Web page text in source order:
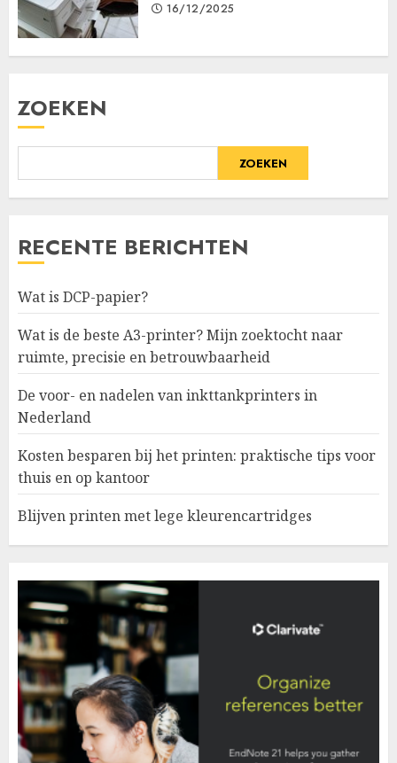
16/12/2025
ZOEKEN
ZOEKEN
RECENTE BERICHTEN
Wat is DCP-papier?
Wat is de beste A3-printer? Mijn zoektocht naar
ruimte, precisie en betrouwbaarheid
De voor- en nadelen van inkttankprinters in
Nederland
Kosten besparen bij het printen: praktische tips voor
thuis en op kantoor
Blijven printen met lege kleurencartridges